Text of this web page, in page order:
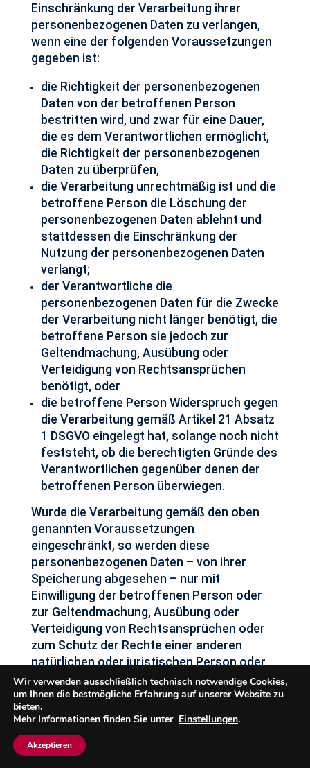
Einschränkung der Verarbeitung ihrer
personenbezogenen Daten zu verlangen,
wenn eine der folgenden Voraussetzungen
gegeben ist:
die Richtigkeit der personenbezogenen
Daten von der betroffenen Person
bestritten wird, und zwar für eine Dauer,
die es dem Verantwortlichen ermöglicht,
die Richtigkeit der personenbezogenen
Daten zu überprüfen,
die Verarbeitung unrechtmäßig ist und die
betroffene Person die Löschung der
personenbezogenen Daten ablehnt und
stattdessen die Einschränkung der
Nutzung der personenbezogenen Daten
verlangt;
der Verantwortliche die
personenbezogenen Daten für die Zwecke
der Verarbeitung nicht länger benötigt, die
betroffene Person sie jedoch zur
Geltendmachung, Ausübung oder
Verteidigung von Rechtsansprüchen
benötigt, oder
die betroffene Person Widerspruch gegen
die Verarbeitung gemäß Artikel 21 Absatz
1 DSGVO eingelegt hat, solange noch nicht
feststeht, ob die berechtigten Gründe des
Verantwortlichen gegenüber denen der
betroffenen Person überwiegen.
Wurde die Verarbeitung gemäß den oben
genannten Voraussetzungen
eingeschränkt, so werden diese
personenbezogenen Daten – von ihrer
Speicherung abgesehen – nur mit
Einwilligung der betroffenen Person oder
zur Geltendmachung, Ausübung oder
Verteidigung von Rechtsansprüchen oder
zum Schutz der Rechte einer anderen
natürlichen oder juristischen Person oder
aus Gründen eines wichtigen öffentlichen
Interesses der Union oder eines
Mitgliedstaats verarbeitet. Um das Recht
auf Einschränkung der Verarbeitung geltend
zu machen, kann sich die betroffene
Wir verwenden ausschließlich technisch notwendige Cookies,
um Ihnen die bestmögliche Erfahrung auf unserer Website zu
bieten.
Mehr Informationen finden Sie unter Einstellungen.
Akzeptieren